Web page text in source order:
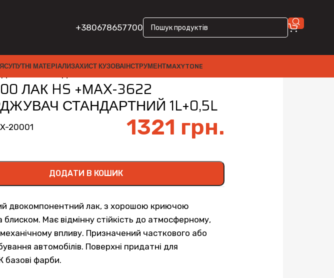
+380678657700
СУПУТНІ МАТЕРІАЛИЗАХИСТ КУЗОВАІНСТРУМЕНТMAXYTONE
ЛАК HS +МAX-3622
СТАНДАРТНИЙ 1L+0,5L
20001 1321 грн.
ДОДАТИ В КОШИК
двокомпонентний лак, з хорошою криючою
блиском. Має відмінну стійкість до атмосферному,
механічному впливу. Призначений часткового або
автомобілів. Поверхні придатні для
базові фарби.